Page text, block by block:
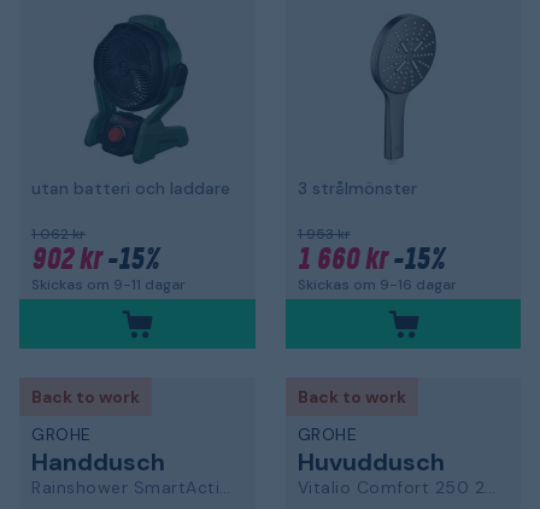
utan batteri och laddare
1 062 kr
902 kr-15%
Skickas om 9-11 dagar
3 strålmönster
1 953 kr
1 660 kr-15%
Skickas om 9-16 dagar
Back to work
GROHE
Handdusch
Rainshower SmartActive
Back to work
GROHE
Huvuddusch
Vitalio Comfort 250 26695000